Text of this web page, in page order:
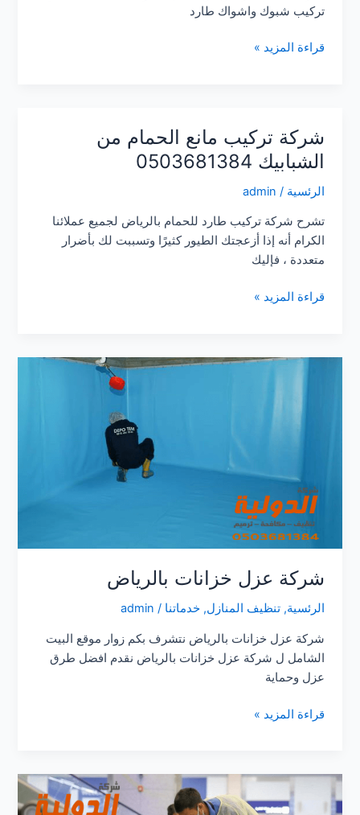
تركيب شبوك واشواك طارد
شركة
قراءة المزيد »
شركة تركيب مانع الحمام من
الشبابيك 0503681384
الرئسية /
admin
تشرح شركة تركيب طارد للحمام بالرياض لجميع عملائنا
الكرام أنه إذا أزعجتك الطيور كثيرًا وتسببت لك بأضرار
متعددة ، فإليك
شركة
الحمام
0503681384
قراءة المزيد »
شركة عزل خزانات بالرياض
الرئسية,تنظيف المنازل,خدماتنا /
admin
شركة عزل خزانات بالرياض نتشرف بكم زوار موقع البيت
الشامل ل شركة عزل خزانات بالرياض نقدم افضل طرق
عزل وحماية
شركة
بالرياض
قراءة المزيد »